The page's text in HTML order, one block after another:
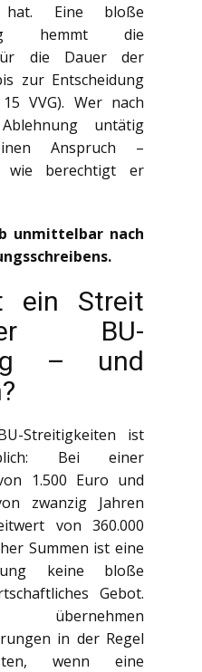
hat. Eine bloße
hemmt die
die Dauer der
zur Entscheidung
VVG). Wer nach
untätig
Anspruch –
wie berechtigt er
unmittelbar nach
ein Streit
BU-
– und
Streitigkeiten ist
Bei einer
1.500 Euro und
zwanzig Jahren
von 360.000
Summen ist eine
keine bloße
Gebot.
in der Regel
wenn eine